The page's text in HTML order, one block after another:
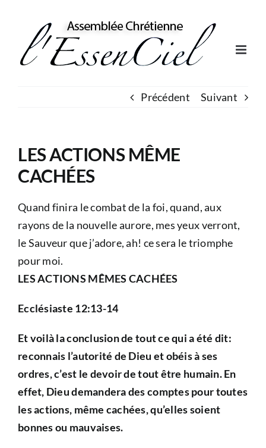
content
Précédent Suivant
LES ACTIONS MÊME
CACHÉES
Quand finira le combat de la foi, quand, aux
rayons de la nouvelle aurore, mes yeux verront,
le Sauveur que j’adore, ah! ce sera le triomphe
pour moi.
LES ACTIONS MÊMES CACHÉES
Ecclésiaste 12:13-14
Et voilà la conclusion de tout ce qui a été dit:
reconnais l’autorité de Dieu et obéis à ses
ordres, c’est le devoir de tout être humain. En
effet, Dieu demandera des comptes pour toutes
les actions, même cachées, qu’elles soient
bonnes ou mauvaises.